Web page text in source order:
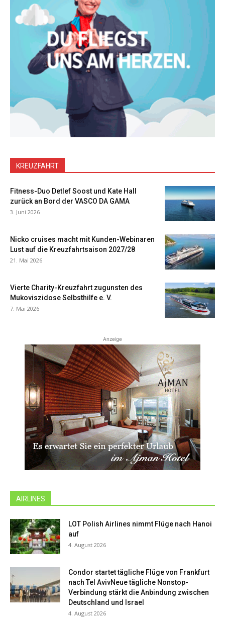
KREUZFAHRT
Fitness-Duo Detlef Soost und Kate Hall
zurück an Bord der VASCO DA GAMA
3. Juni 2026
Nicko cruises macht mit Kunden-Webinaren
Lust auf die Kreuzfahrtsaison 2027/28
21. Mai 2026
Vierte Charity-Kreuzfahrt zugunsten des
Mukoviszidose Selbsthilfe e. V.
7. Mai 2026
Anzeige
AIRLINES
LOT Polish Airlines nimmt Flüge nach Hanoi
auf
4. August 2026
Condor startet tägliche Flüge von Frankfurt
nach Tel AvivNeue tägliche Nonstop-
Verbindung stärkt die Anbindung zwischen
Deutschland und Israel
4. August 2026